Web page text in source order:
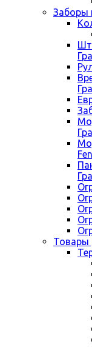
Заборы
Товары